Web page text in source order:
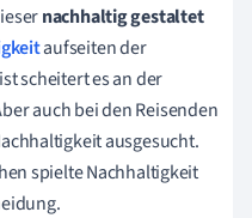
nachhaltig gestaltet
aufseiten der
scheitert es an der
auch bei den Reisenden
ausgesucht.
spielte Nachhaltigkeit